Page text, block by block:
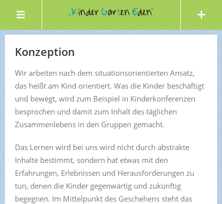
Konzeption
Wir arbeiten nach dem situationsorientierten Ansatz,
das heißt am Kind orientiert. Was die Kinder beschäftigt
und bewegt, wird zum Beispiel in Kinderkonferenzen
besprochen und damit zum Inhalt des täglichen
Zusammenlebens in den Gruppen gemacht.
Das Lernen wird bei uns wird nicht durch abstrakte
Inhalte bestimmt, sondern hat etwas mit den
Erfahrungen, Erlebnissen und Herausforderungen zu
tun, denen die Kinder gegenwärtig und zukünftig
begegnen. Im Mittelpunkt des Geschehens steht das